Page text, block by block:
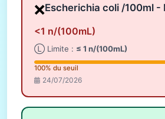
❌Escherichia coli /100ml -
<1 n/(100mL)
Ⓛ Limite : ≤ 1 n/(100mL)
100% du seuil
24/07/2026